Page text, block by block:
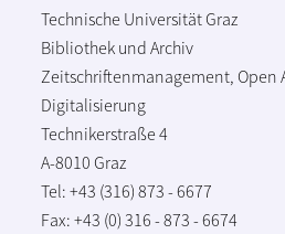
Technische Universität Graz
Bibliothek und Archiv
Zeitschriftenmanagement, Open
Digitalisierung
Technikerstraße 4
A-8010 Graz
Tel: +43 (316) 873 - 6677
Fax: +43 (0) 316 - 873 - 6674